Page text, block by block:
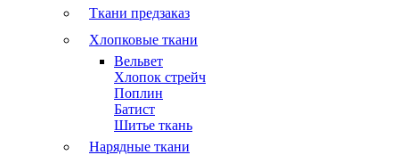
Ткани предзаказ
Хлопковые ткани
Вельвет
Хлопок стрейч
Поплин
Батист
Шитье ткань
Нарядные ткани